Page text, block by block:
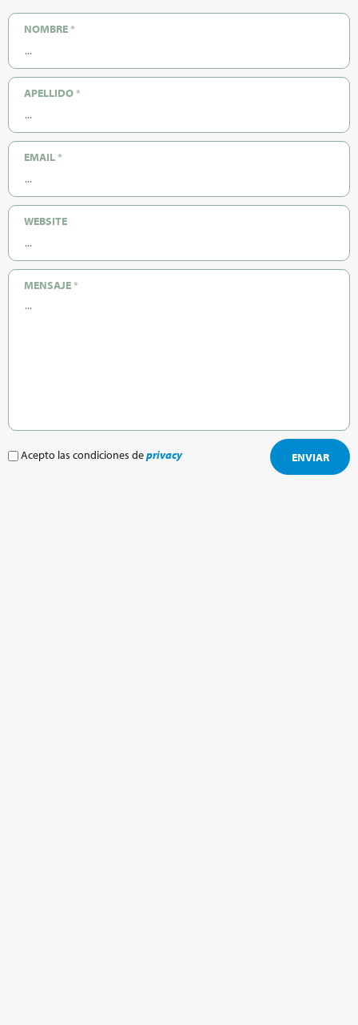
NOMBRE*
APELLIDO*
EMAIL*
WEBSITE
MENSAJE*
Acepto las condiciones deprivacy ENVIAR